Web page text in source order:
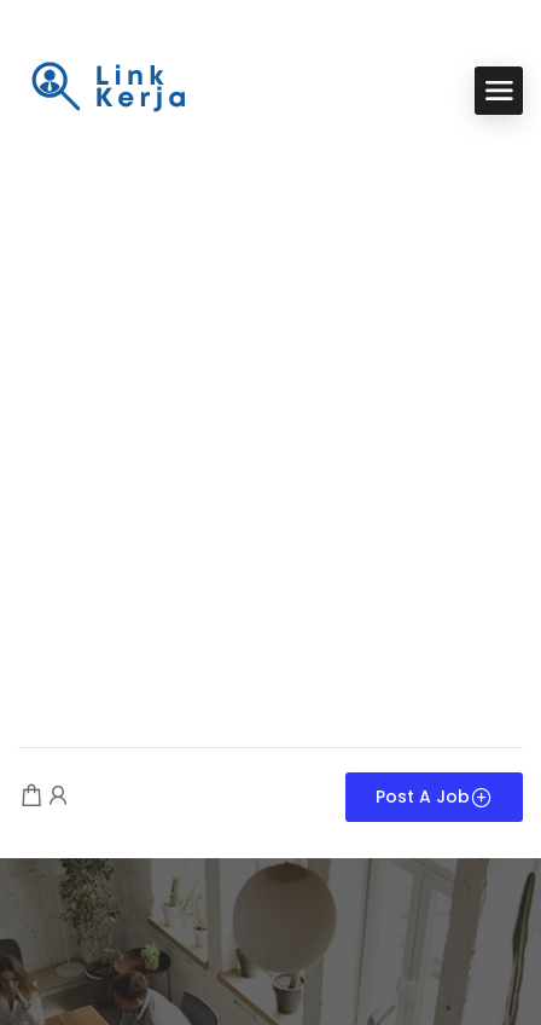
Post A Job